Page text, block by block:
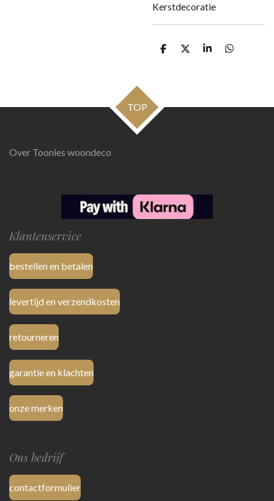
Kerstdecoratie
D
D
S
D
TOP
Over Toonies woondeco
Klantenservice
bestellen en betalen
levertijd en verzendkosten
retourneren
garantie en klachten
onze merken
Ons bedrijf
contactformulier